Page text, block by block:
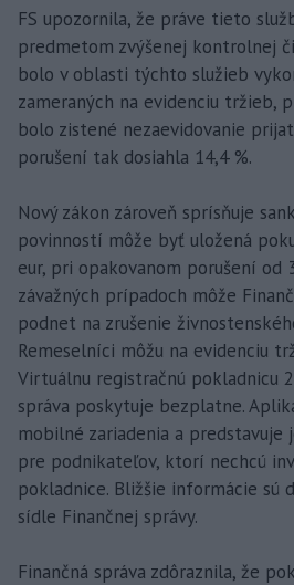
FS upozornila, že práve tieto
predmetom zvýšenej kontrolnej
bolo v oblasti týchto služieb
zameraných na evidenciu tržieb,
bolo zistené nezaevidovanie
porušení tak dosiahla 14,4 %.
Nový zákon zároveň sprísňuje
povinností môže byť uložená
eur, pri opakovanom porušení od
závažných prípadoch môže
podnet na zrušenie
Remeselníci môžu na evidenciu
Virtuálnu registračnú pokladnicu
správa poskytuje bezplatne.
mobilné zariadenia a predstavuje
pre podnikateľov, ktorí nechcú
pokladnice. Bližšie informácie sú
sídle Finančnej správy.
Finančná správa zdôraznila, že